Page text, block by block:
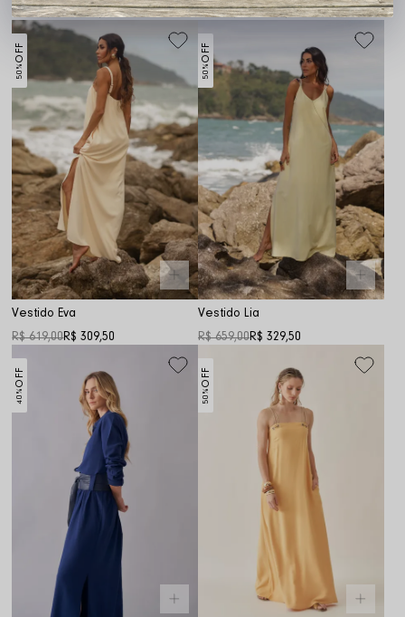
R$ 594,00R$ 297,00
R$ 619,00R$ 309,50
50%
OFF
Vestido Eva
R$ 619,00R$ 309,50
50%
OFF
Vestido Lia
R$ 659,00R$ 329,50
40%
OFF
50%
OFF